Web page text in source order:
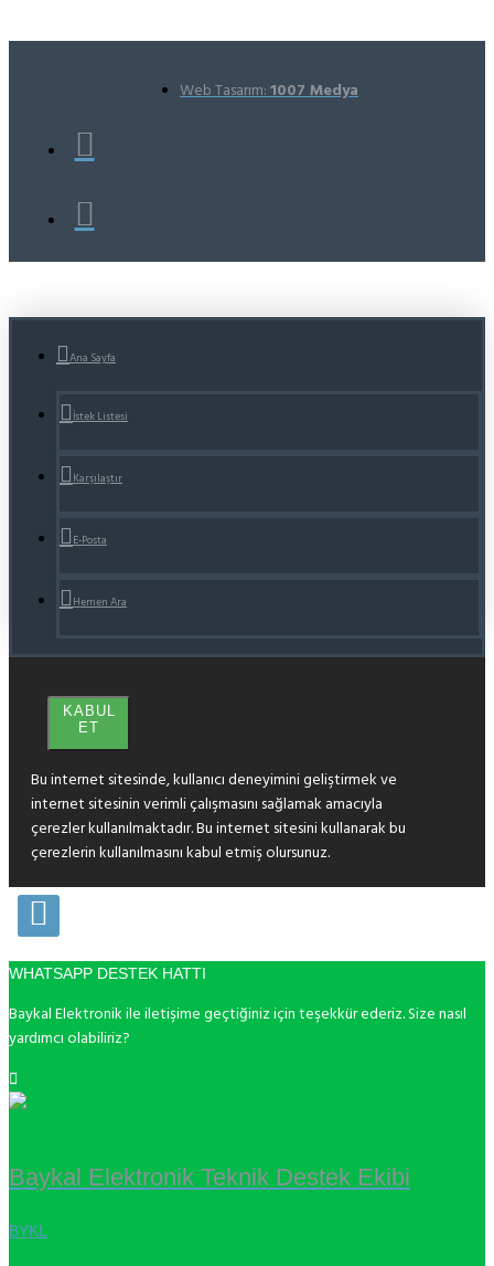
Web Tasarım:1007 Medya
Ana Sayfa
İstek Listesi
Karşılaştır
E-Posta
Hemen Ara
KABUL
ET
Bu internet sitesinde, kullanıcı deneyimini geliştirmek ve
internet sitesinin verimli çalışmasını sağlamak amacıyla
çerezler kullanılmaktadır. Bu internet sitesini kullanarak bu
çerezlerin kullanılmasını kabul etmiş olursunuz.
WHATSAPP DESTEK HATTI
Baykal Elektronik ile iletişime geçtiğiniz için teşekkür ederiz. Size nasıl
yardımcı olabiliriz?
Baykal Elektronik Teknik Destek Ekibi
BYKL